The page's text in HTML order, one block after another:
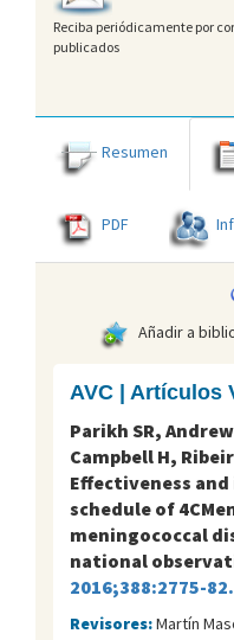
Reciba periódicamente por
publicados
Resumen
PDF
Añadir a
AVC | Artículos
Parikh SR,
Campbell H,
Effectiveness
schedule of
meningococcal
national
2016;388:2775-82.
Revisores:Martín